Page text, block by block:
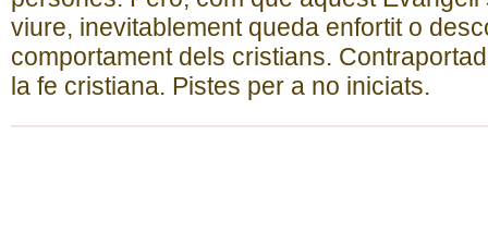
viure, inevitablement queda enfortit o
comportament dels cristians.
la fe cristiana. Pistes per a no iniciats.